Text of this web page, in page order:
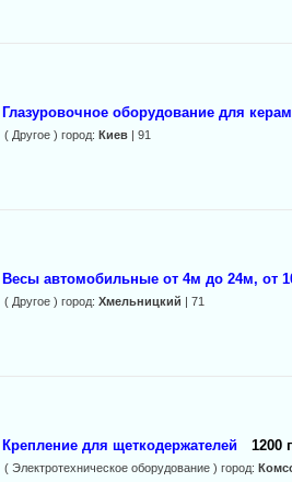
Глазуровочное оборудование для
( Другое ) город: Киев| 91
Весы автомобильные от 4м до 24м, от
( Другое ) город: Хмельницкий | 71
Крепление для щеткодержателей 1200
( Электротехническое оборудование ) город: